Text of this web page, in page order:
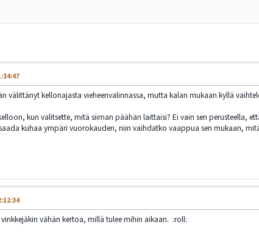
välittänyt kellonajasta vieheenvalinnassa, mutta kalan mukaan kyllä
kun valitsette, mitä siiman päähän laittaisi? Ei vain sen perusteella,
kuhaa ympäri vuorokauden, niin vaihdatko vaappua sen mukaan,
vähän kertoa, millä tulee mihin aikaan. :roll: